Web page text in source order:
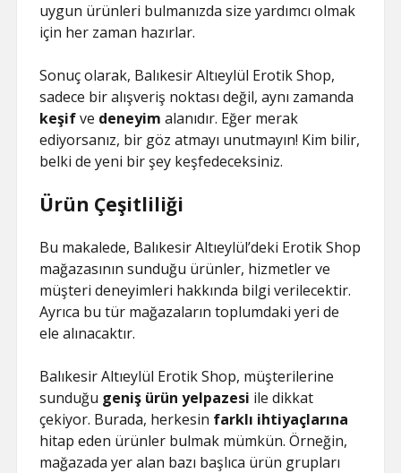
uygun ürünleri bulmanızda size yardımcı olmak
için her zaman hazırlar.
Sonuç olarak, Balıkesir Altıeylül Erotik Shop,
sadece bir alışveriş noktası değil, aynı zamanda
keşifve deneyim alanıdır. Eğer merak
ediyorsanız, bir göz atmayı unutmayın! Kim bilir,
belki de yeni bir şey keşfedeceksiniz.
Ürün Çeşitliliği
Bu makalede, Balıkesir Altıeylül’deki Erotik Shop
mağazasının sunduğu ürünler, hizmetler ve
müşteri deneyimleri hakkında bilgi verilecektir.
Ayrıca bu tür mağazaların toplumdaki yeri de
ele alınacaktır.
Balıkesir Altıeylül Erotik Shop, müşterilerine
sunduğu geniş ürün yelpazesi ile dikkat
çekiyor. Burada, herkesin farklı ihtiyaçlarına
hitap eden ürünler bulmak mümkün. Örneğin,
mağazada yer alan bazı başlıca ürün grupları